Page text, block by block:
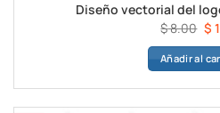
Diseño vectorial del
$8.00 El
$
$
Añadir al